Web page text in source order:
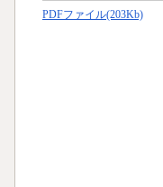
PDFファイル(203Kb)